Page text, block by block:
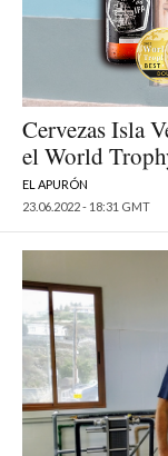
Cervezas Isla
el World
EL APURÓN
23.06.2022 - 18:31 GMT